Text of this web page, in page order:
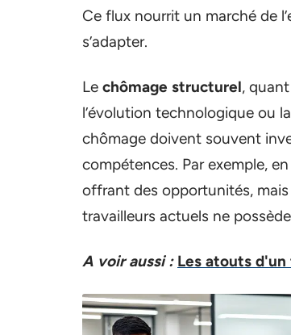
Ce flux nourrit un marché de
s’adapter.
Le chômage structurel,
l’évolution technologique ou
chômage doivent souvent
compétences. Par exemple,
offrant des opportunités,
travailleurs actuels ne
A voir aussi : Les atouts